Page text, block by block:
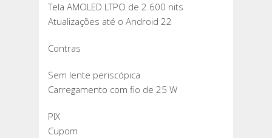
Tela AMOLED LTPO de 2.600 nits
Atualizações até o Android 22
Contras
Sem lente periscópica
Carregamento com fio de 25 W
PIX
Cupom